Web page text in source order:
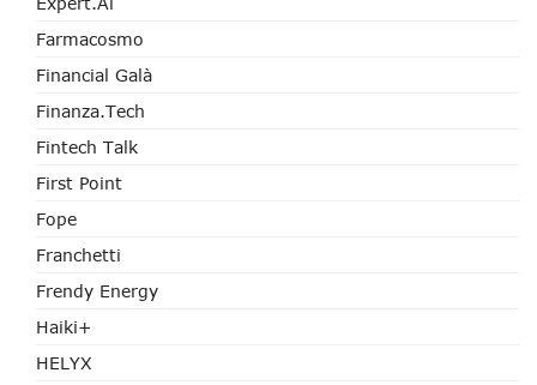
Farmacosmo
Financial Galà
Finanza.tech
Fintech Talk
First Point
Fope
Franchetti
Frendy Energy
Haiki+
HELYX